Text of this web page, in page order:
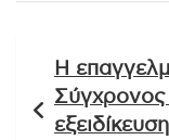
άρθρων
Η